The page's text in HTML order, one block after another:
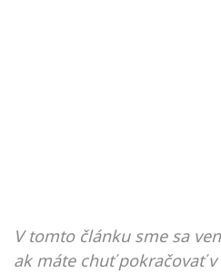
V tomto článku sme sa
ak máte chuť pokračovať